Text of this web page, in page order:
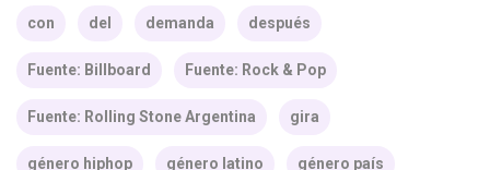
con del demanda después
Fuente: Billboard Fuente: Rock & Pop
Fuente: Rolling Stone Argentina gira
género hiphop género latino género país